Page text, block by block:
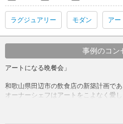
ラグジュアリー モダン アー
事例のコン
アートになる晩餐会」
和歌山県田辺市の飲食店の新築計画であ
オーナーシェフはアートをこよなく愛
ン分離派の画家を敬愛していた。今回
くアートのことについて話して下さり